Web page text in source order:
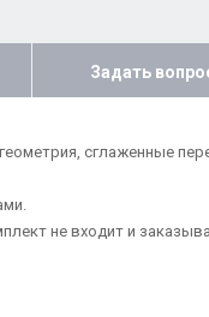
Задать
сглаженные
не входит и